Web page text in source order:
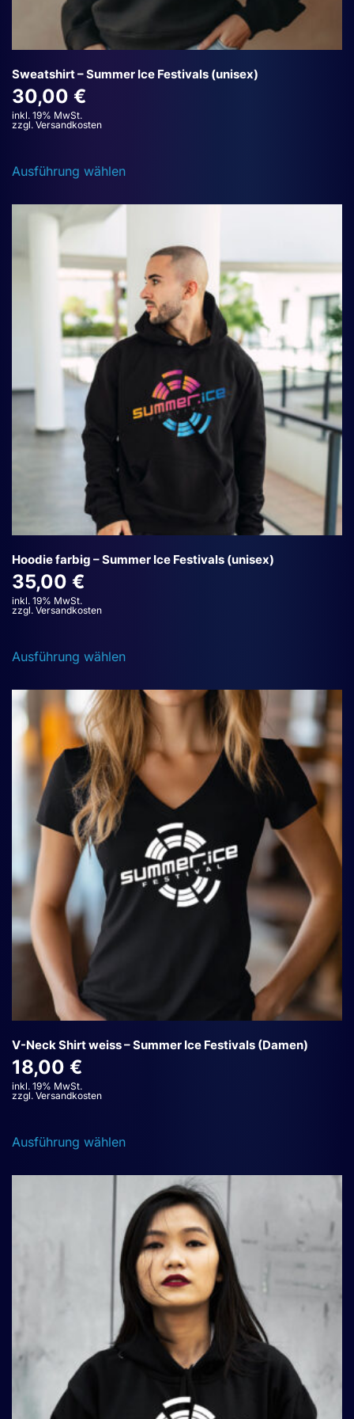
Sweatshirt – Summer Ice Festivals (unisex)
30,00 €
inkl. 19% MwSt.
zzgl. Versandkosten
Ausführung wählenProdukt
Die
Optionen
können
auf
der
Produktseite
gewählt
werden
Hoodie farbig – Summer Ice Festivals (unisex)
35,00 €
inkl. 19% MwSt.
zzgl. Versandkosten
Ausführung wählenProdukt
mehrere
Varianten
auf.
Die
Optionen
können
Produktseite
gewählt
werden
V-Neck Shirt weiss – Summer Ice Festivals (Damen)
18,00 €
inkl. 19% MwSt.
zzgl. Versandkosten
Ausführung wählenProdukt
mehrere
Varianten
auf.
Die
Optionen
können
auf
der
Produktseite
gewählt